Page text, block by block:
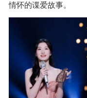
情怀的谍爱故事。